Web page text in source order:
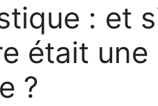
: et
était une
?